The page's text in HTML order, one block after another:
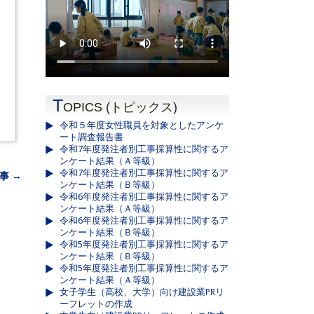
→
TOPICS (トピックス)
令和５年度女性職員を対象としたアンケ
ート調査報告書
令和7年度発注者別工事採算性に関するア
ンケート結果（Ａ等級）
令和7年度発注者別工事採算性に関するア
ンケート結果（Ｂ等級）
令和6年度発注者別工事採算性に関するア
ンケート結果（Ａ等級）
令和6年度発注者別工事採算性に関するア
ンケート結果（Ｂ等級）
令和5年度発注者別工事採算性に関するア
ンケート結果（Ｂ等級）
令和5年度発注者別工事採算性に関するア
ンケート結果（Ａ等級）
女子学生（高校、大学）向け建設業PRリ
ーフレットの作成